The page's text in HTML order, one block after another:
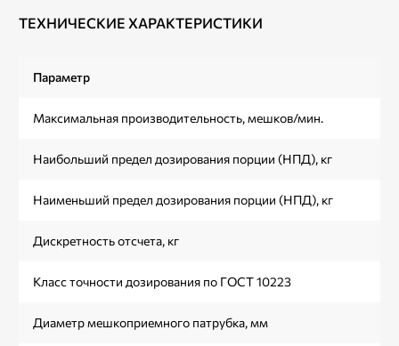
ТЕХНИЧЕСКИЕ ХАРАКТЕРИСТИКИ
Параметр
Максимальная производительность, мешков/мин.
Наибольший предел дозирования порции (НПД), кг
Наименьший предел дозирования порции (НПД), кг
Дискретность отсчета, кг
Класс точности дозирования по ГОСТ 10223
Диаметр мешкоприемного патрубка, мм